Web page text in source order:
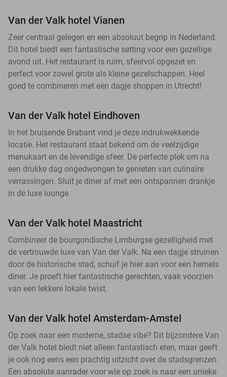
Van der Valk hotel Vianen
Zeer centraal gelegen en een absoluut begrip in Nederland.
Dit hotel biedt een fantastische setting voor een gezellige
avond uit. Het restaurant is ruim, sfeervol opgezet en
perfect voor zowel grote als kleine gezelschappen. Heel
goed te combineren met een dagje shoppen in Utrecht!
Van der Valk hotel Eindhoven
In het bruisende Brabant vind je deze indrukwekkende
locatie. Het restaurant staat bekend om de veelzijdige
menukaart en de levendige sfeer. De perfecte plek om na
een drukke dag ongedwongen te genieten van culinaire
verrassingen. Sluit je diner af met een ontspannen drankje
in de luxe lounge.
Van der Valk hotel Maastricht
Combineer de bourgondische Limburgse gezelligheid met
de vertrouwde luxe van Van der Valk. Na een dagje struinen
door de historische stad, schuif je hier aan voor een hemels
diner. Je proeft hier fantastische gerechten, vaak voorzien
van een lekkere lokale twist.
Van der Valk hotel Amsterdam-Amstel
Op zoek naar een moderne, stadse vibe? Dit bijzondere Van
der Valk hotel biedt niet alleen fantastisch eten, maar geeft
je ook nog eens een prachtig uitzicht over de stadsgrenzen.
Een absolute aanrader voor wie op zoek is naar een unieke